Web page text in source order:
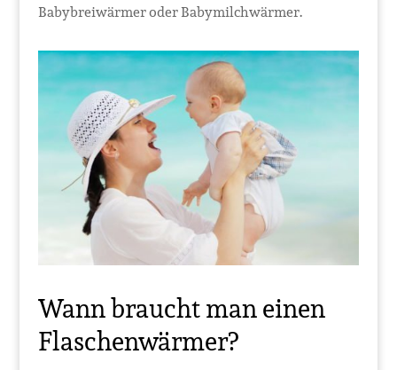
Babybreiwärmer oder Babymilchwärmer.
Wann braucht man einen
Flaschenwärmer?